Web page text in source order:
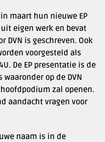
maart hun nieuwe EP
uit eigen werk en bevat
DVN is geschreven. Ook
voorgesteld als
De EP presentatie is de
op de DVN
zal openen.
aandacht vragen voor
naam is in de